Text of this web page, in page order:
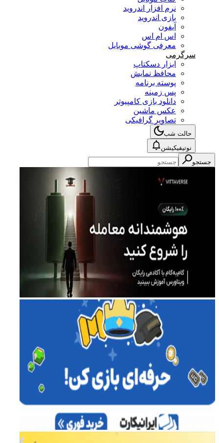
نرم افزار اندروید
بازی اندروید
آیفون
اس ام اس
معرفی گوشی موبایل
سرگرمی
ابزار دسکتاپ
محافظ نمایش
پوسته برنامه
پس زمینه
دانلود بازی کامپیوتر
عکس ماشین
تصاویر گرافیکی
حالت شب
نوتیفیکیشن
جستجو